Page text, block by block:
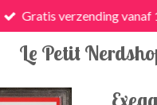
Le Petit
Gratis verzending vanaf